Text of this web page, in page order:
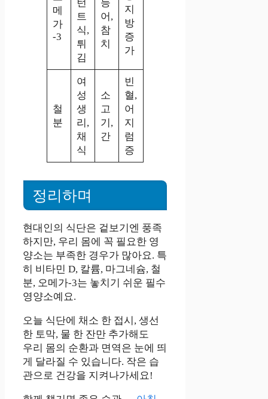
메
가
-3
턴
트
식,
튀
김
등
어,
참
치
지
방
증
가
철
분
여
성
생
리,
채
식
소
고
기,
간
빈
혈,
어
지
럼
증
정리하며
현대인의 식단은 겉보기엔 풍족
하지만, 우리 몸에 꼭 필요한 영
양소는 부족한 경우가 많아요. 특
히 비타민 D, 칼륨, 마그네슘, 철
분, 오메가-3는 놓치기 쉬운 필수
영양소예요.
오늘 식단에 채소 한 접시, 생선
한 토막, 물 한 잔만 추가해도
우리 몸의 순환과 면역은 눈에 띄
게 달라질 수 있습니다. 작은 습
관으로 건강을 지켜나가세요!